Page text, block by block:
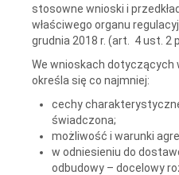
stosowne wnioski i
właściwego organu
grudnia 2018 r. (art. 4 ust. 2
We wnioskach dotyczących
określa się co najmniej:
cechy
świadczona;
możliwość i warunki
w odniesieniu do
odbudowy – docelowy